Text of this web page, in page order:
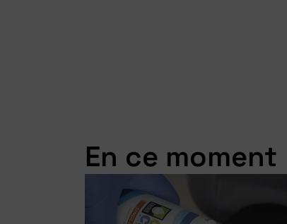
En ce moment